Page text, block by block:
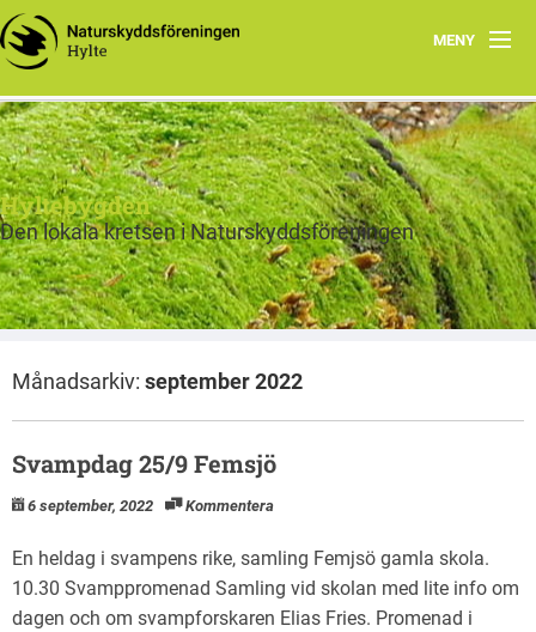
MENY
Hem
Program
Om Hylte kretsen
Skog
Fräsch på riktigt
Hyltebygden
Den lokala kretsen i Naturskyddsföreningen
Månadsarkiv: september 2022
Svampdag 25/9 Femsjö
6 september, 2022 Kommentera
En heldag i svampens rike, samling Femjsö gamla skola.
10.30 Svamppromenad Samling vid skolan med lite info om
dagen och om svampforskaren Elias Fries. Promenad i